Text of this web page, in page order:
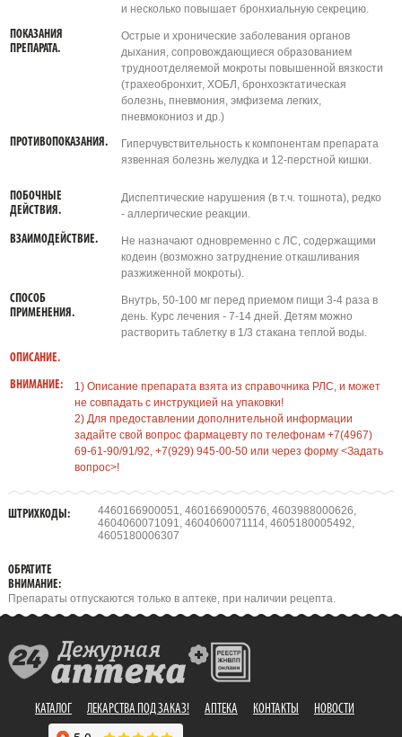
и несколько повышает бронхиальную секрецию.
ПОКАЗАНИЯ
ПРЕПАРАТА.
Острые и хронические заболевания органов
дыхания, сопровождающиеся образованием
трудноотделяемой мокроты повышенной вязкости
(трахеобронхит, ХОБЛ, бронхоэктатическая
болезнь, пневмония, эмфизема легких,
пневмокониоз и др.)
ПРОТИВОПОКАЗАНИЯ.
Гиперчувствительность к компонентам препарата
язвенная болезнь желудка и 12-перстной кишки.
ПОБОЧНЫЕ
ДЕЙСТВИЯ.
Диспептические нарушения (в т.ч. тошнота), редко
- аллергические реакции.
ВЗАИМОДЕЙСТВИЕ.
Не назначают одновременно с ЛС, содержащими
кодеин (возможно затруднение откашливания
разжиженной мокроты).
СПОСОБ
ПРИМЕНЕНИЯ.
Внутрь, 50-100 мг перед приемом пищи 3-4 раза в
день. Курс лечения - 7-14 дней. Детям можно
растворить таблетку в 1/3 стакана теплой воды.
ОПИСАНИЕ.
ВНИМАНИЕ:
1) Описание препарата взята из справочника РЛС, и может
не совпадать с инструкцией на упаковки!
2) Для предоставлении дополнительной информации
задайте свой вопрос фармацевту по телефонам +7(4967)
69-61-90/91/92, +7(929) 945-00-50 или через форму <Задать
вопрос>!
ШТРИХКОДЫ:
4460166900051, 4601669000576, 4603988000626,
4604060071091, 4604060071114, 4605180005492,
4605180006307
ОБРАТИТЕ
ВНИМАНИЕ:
Препараты отпускаются только в аптеке, при наличии рецепта.
КАТАЛОГ ЛЕКАРСТВА ПОД ЗАКАЗ! АПТЕКА КОНТАКТЫ НОВОСТИ